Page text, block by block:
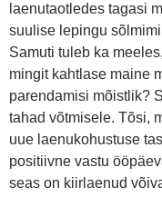
laenutaotledes tagasi
suulise lepingu
Samuti tuleb ka
mingit kahtlase maine
parendamisi mõistlik?
tahad võtmisele. Tõsi,
uue laenukohustuse
positiivne vastu
seas on kiirlaenud